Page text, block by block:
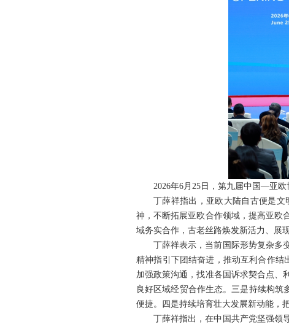
2026年6月25日，第九届中国—亚
丁薛祥指出，亚欧大陆自古便是
神，不断拓展亚欧合作领域，提高亚欧
域务实合作，古老丝路焕发新活力、展
丁薛祥表示，当前国际形势复杂多
精神指引下团结奋进，推动互利合作结
加强政策沟通，找准各国诉求契合点、
良好区域经贸合作生态。三是持续构筑
便捷。四是持续培育壮大发展新动能，
丁薛祥指出，在中国共产党坚强领